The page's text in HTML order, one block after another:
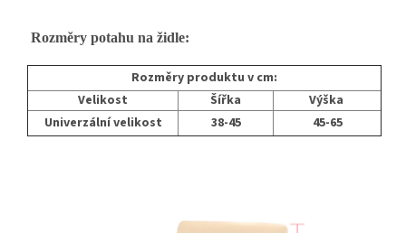
Rozměry potahu na židle:
Rozměry produktu v cm:
Velikost
Šířka
Výška
Univerzální velikost
38-45 45-65